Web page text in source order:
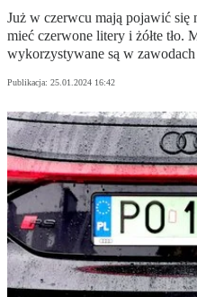
Już w czerwcu mają pojawić się
mieć czerwone litery i żółte tło.
wykorzystywane są w
Publikacja: 25.01.2024 16:42